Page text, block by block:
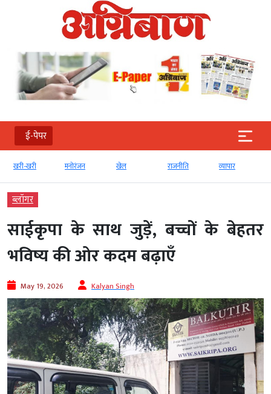
ई-पेपर
खरी-खरी मनोरंजन खेल राजनीति व्‍यापार
ब्‍लॉगर
साईकृपा के साथ जुड़ें, बच्चों के बेहतर
भविष्य की ओर कदम बढ़ाएँ
May 19, 2026 Kalyan Singh